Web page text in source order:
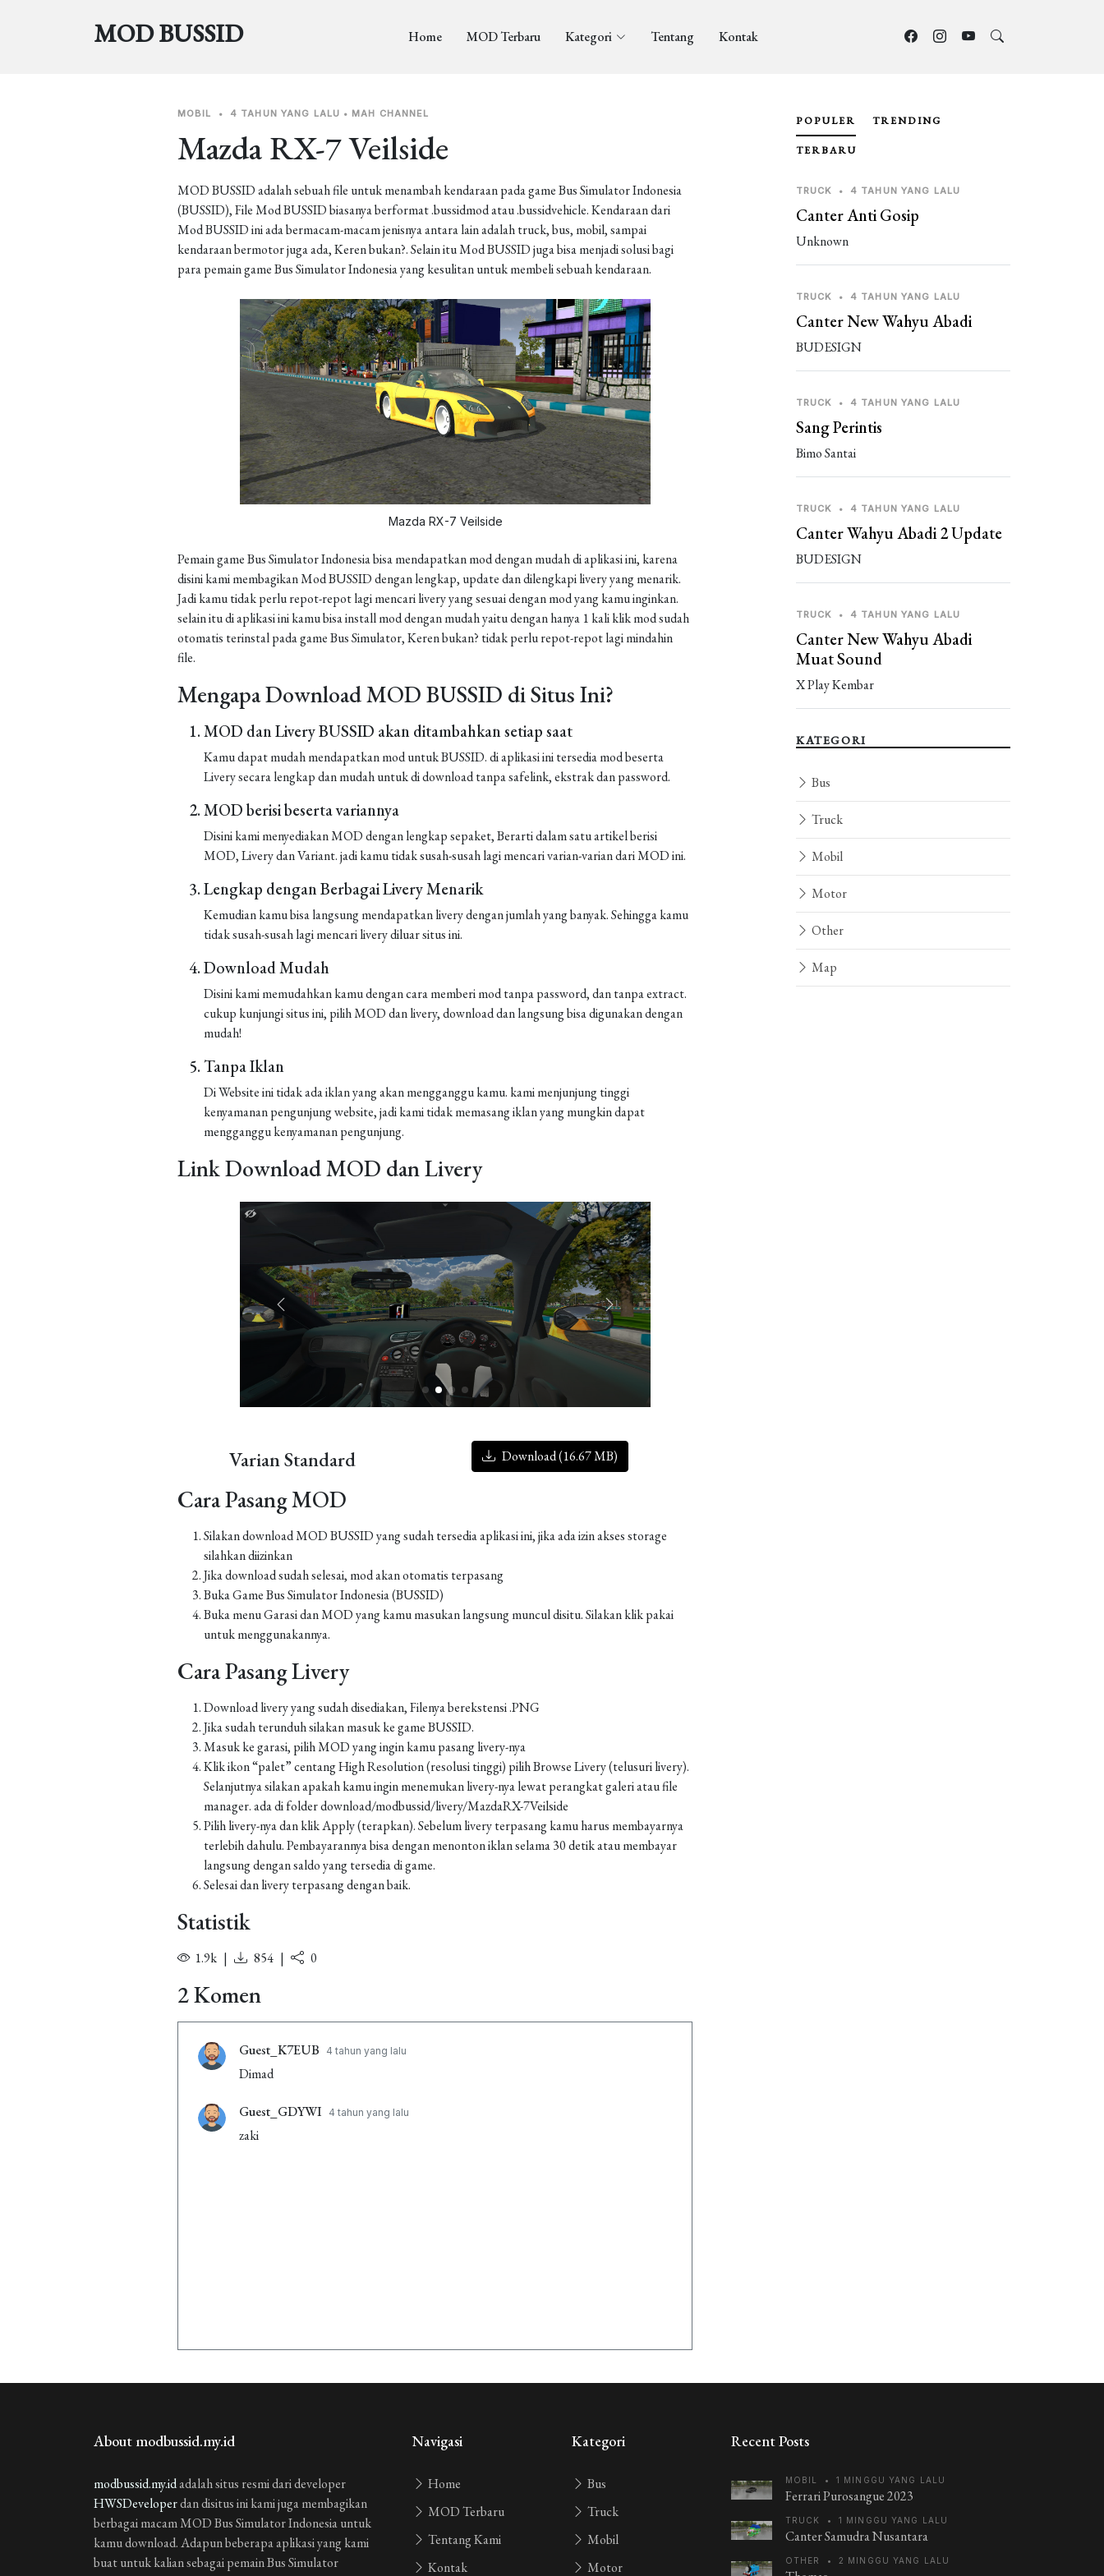
MOD BUSSID Home MOD Terbaru Kategori Tentang Kontak
MOBIL • 4 TAHUN YANG LALU • MAH CHANNEL
Mazda RX-7 Veilside
MOD BUSSID adalah sebuah file untuk menambah kendaraan pada game Bus Simulator Indonesia
(BUSSID), File Mod BUSSID biasanya berformat .bussidmod atau .bussidvehicle. Kendaraan dari
Mod BUSSID ini ada bermacam-macam jenisnya antara lain adalah truck, bus, mobil, sampai
kendaraan bermotor juga ada, Keren bukan?. Selain itu Mod BUSSID juga bisa menjadi solusi bagi
para pemain game Bus Simulator Indonesia yang kesulitan untuk membeli sebuah kendaraan.
Mazda RX-7 Veilside
Pemain game Bus Simulator Indonesia bisa mendapatkan mod dengan mudah di aplikasi ini, karena
disini kami membagikan Mod BUSSID dengan lengkap, update dan dilengkapi livery yang menarik.
Jadi kamu tidak perlu repot-repot lagi mencari livery yang sesuai dengan mod yang kamu inginkan.
selain itu di aplikasi ini kamu bisa install mod dengan mudah yaitu dengan hanya 1 kali klik mod sudah
otomatis terinstal pada game Bus Simulator, Keren bukan? tidak perlu repot-repot lagi mindahin
file.
Mengapa Download MOD BUSSID di Situs Ini?
MOD dan Livery BUSSID akan ditambahkan setiap saat
Kamu dapat mudah mendapatkan mod untuk BUSSID. di aplikasi ini tersedia mod beserta
Livery secara lengkap dan mudah untuk di download tanpa safelink, ekstrak dan password.
MOD berisi beserta variannya
Disini kami menyediakan MOD dengan lengkap sepaket, Berarti dalam satu artikel berisi
MOD, Livery dan Variant. jadi kamu tidak susah-susah lagi mencari varian-varian dari MOD ini.
Lengkap dengan Berbagai Livery Menarik
Kemudian kamu bisa langsung mendapatkan livery dengan jumlah yang banyak. Sehingga kamu
tidak susah-susah lagi mencari livery diluar situs ini.
Download Mudah
Disini kami memudahkan kamu dengan cara memberi mod tanpa password, dan tanpa extract.
cukup kunjungi situs ini, pilih MOD dan livery, download dan langsung bisa digunakan dengan
mudah!
Tanpa Iklan
Di Website ini tidak ada iklan yang akan mengganggu kamu. kami menjunjung tinggi
kenyamanan pengunjung website, jadi kami tidak memasang iklan yang mungkin dapat
mengganggu kenyamanan pengunjung.
Link Download MOD dan Livery
Varian Standard Download (16.67 MB)
Cara Pasang MOD
Silakan download MOD BUSSID yang sudah tersedia aplikasi ini, jika ada izin akses storage
silahkan diizinkan
Jika download sudah selesai, mod akan otomatis terpasang
Buka Game Bus Simulator Indonesia (BUSSID)
Buka menu Garasi dan MOD yang kamu masukan langsung muncul disitu. Silakan klik pakai
untuk menggunakannya.
Cara Pasang Livery
Download livery yang sudah disediakan, Filenya berekstensi .PNG
Jika sudah terunduh silakan masuk ke game BUSSID.
Masuk ke garasi, pilih MOD yang ingin kamu pasang livery-nya
Klik ikon “palet” centang High Resolution (resolusi tinggi) pilih Browse Livery (telusuri livery).
Selanjutnya silakan apakah kamu ingin menemukan livery-nya lewat perangkat galeri atau file
manager. ada di folder download/modbussid/livery/MazdaRX-7Veilside
Pilih livery-nya dan klik Apply (terapkan). Sebelum livery terpasang kamu harus membayarnya
terlebih dahulu. Pembayarannya bisa dengan menonton iklan selama 30 detik atau membayar
langsung dengan saldo yang tersedia di game.
Selesai dan livery terpasang dengan baik.
Statistik
1.9k | 854 | 0
2 Komen
Guest_K7EUB 4 tahun yang lalu
Dimad
Guest_GDYWI 4 tahun yang lalu
zaki
POPULER TRENDING
TERBARU
TRUCK • 4 TAHUN YANG LALU
Canter Anti Gosip
Unknown
TRUCK • 4 TAHUN YANG LALU
Canter New Wahyu Abadi
BUDESIGN
TRUCK • 4 TAHUN YANG LALU
Sang Perintis
Bimo Santai
TRUCK • 4 TAHUN YANG LALU
Canter Wahyu Abadi 2 Update
BUDESIGN
TRUCK • 4 TAHUN YANG LALU
Canter New Wahyu Abadi
Muat Sound
X Play Kembar
KATEGORI
Bus
Truck
Mobil
Motor
Other
Map
About modbussid.my.id
modbussid.my.idadalah situs resmi dari developer
HWSDeveloperdan disitus ini kami juga membagikan
berbagai macam MOD Bus Simulator Indonesia untuk
kamu download. Adapun beberapa aplikasi yang kami
buat untuk kalian sebagai pemain Bus Simulator
Navigasi
Home
MOD Terbaru
Tentang Kami
Kontak
Kategori
Bus
Truck
Mobil
Motor
Recent Posts
MOBIL • 1 MINGGU YANG LALU
Ferrari Purosangue 2023
TRUCK • 1 MINGGU YANG LALU
Canter Samudra Nusantara
OTHER • 2 MINGGU YANG LALU